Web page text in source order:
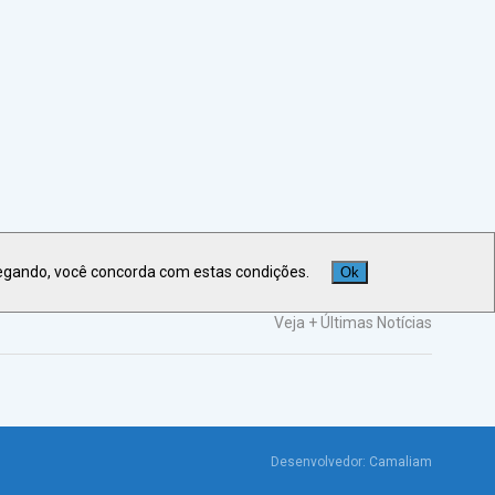
Veja +Últimas Notícias
Desenvolvedor: Camaliam
você concorda com estas condições. Ok